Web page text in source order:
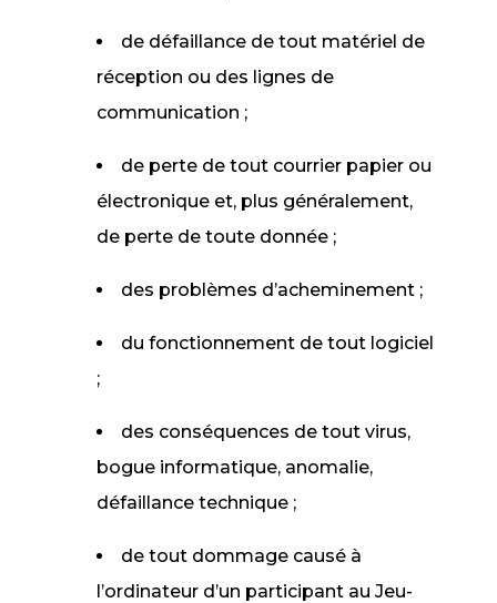
de défaillance de tout matériel de
réception ou des lignes de
communication ;
de perte de tout courrier papier ou
électronique et, plus généralement,
de perte de toute donnée ;
des problèmes d’acheminement ;
du fonctionnement de tout logiciel
;
des conséquences de tout virus,
bogue informatique, anomalie,
défaillance technique ;
de tout dommage causé à
l’ordinateur d’un participant au Jeu-